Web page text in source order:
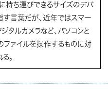
持ち運びできるサイズのデバ
す言葉だが、近年ではスマー
ジタルカメラなど、パソコンと
ファイルを操作するものに対
。